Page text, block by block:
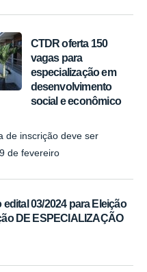
CTDR oferta 150
vagas para
especialização em
desenvolvimento
social e econômico
de inscrição deve ser
de fevereiro
03/2024 para Eleição
DE ESPECIALIZAÇÃO